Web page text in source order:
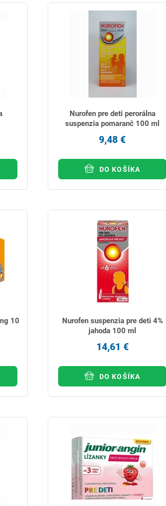
Nurofen pre deti perorálna
suspenzia pomaranč 100 ml
9,48 €
DO KOŠÍKA
10
Nurofen suspenzia pre deti 4%
jahoda 100 ml
14,61 €
DO KOŠÍKA